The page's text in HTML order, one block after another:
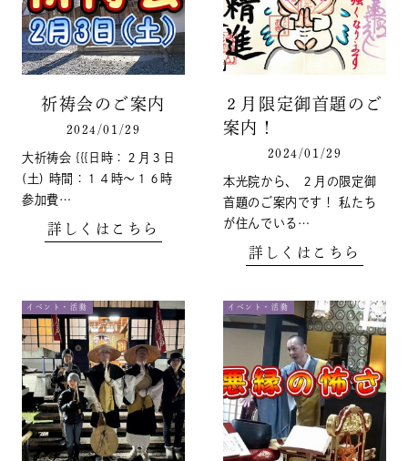
祈祷会のご案内
2024/01/29
大祈祷会 {{{日時：２月３日
(土) 時間：１４時～１６時
参加費…
詳しくはこちら
２月限定御首題のご
案内！
2024/01/29
本光院から、 ２月の限定御
首題のご案内です！ 私たち
が住んでいる…
詳しくはこちら
イベント・活動 イベント・活動